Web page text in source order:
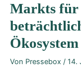
Markts für
Von Pressebox / 14.